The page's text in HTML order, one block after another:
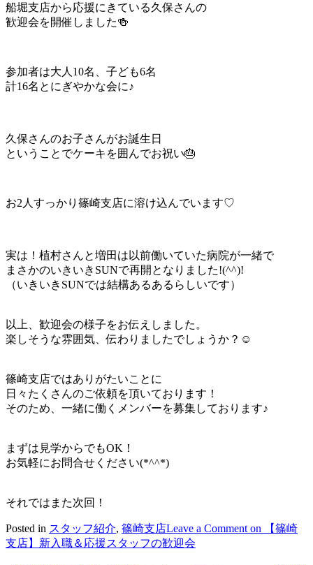
船堀支店から応援にきている久保さんの
歓迎会を開催しました🍻
参加者は大人10名、子ども6名
計16名とにぎやかな会に♪
久保さんのお子さんがお誕生日
ということでケーキを囲んでお祝い🎂
お2人すっかり篠崎支店に溶け込んでいます♡
実は！植村さんと増田は以前働いていた病院が一緒で
まさかのいきいきSUNで再開となりました!(^^)!
（いきいきSUNでは結構あるあるらしいです）
以上、歓迎会の様子をお伝えしました。
楽しそうな雰囲気、伝わりましたでしょうか？☺
篠崎支店ではありがたいことに
日々たくさんのご依頼を頂いております！
そのため、一緒に働くメンバーを募集しております♪
まずは見学からでもOK！
お気軽にお問合せください(*^^*)
それではまた次回！
Posted in スタッフ紹介, 篠崎支店Leave a Comment on 【篠崎
支店】新入職＆応援スタッフの歓迎会